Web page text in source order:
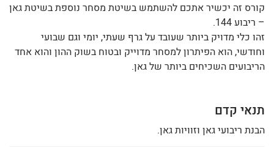
קורס זה יכשיר אתכם להשתמש בשיטת מסחר נוספת בשיטת גאן
– ריבוע 144.
זהו כלי מדויק ביותר שעובד על גרף שעתי, יומי וגם שבועי
וחודשי, הוא הפיתרון למסחר מדוייק ובטוח בשוק ההון והוא אחד
הריבועים השכיחים ביותר של גאן.
תנאי קדם
הבנת ריבועי גאן וזוויות גאן.